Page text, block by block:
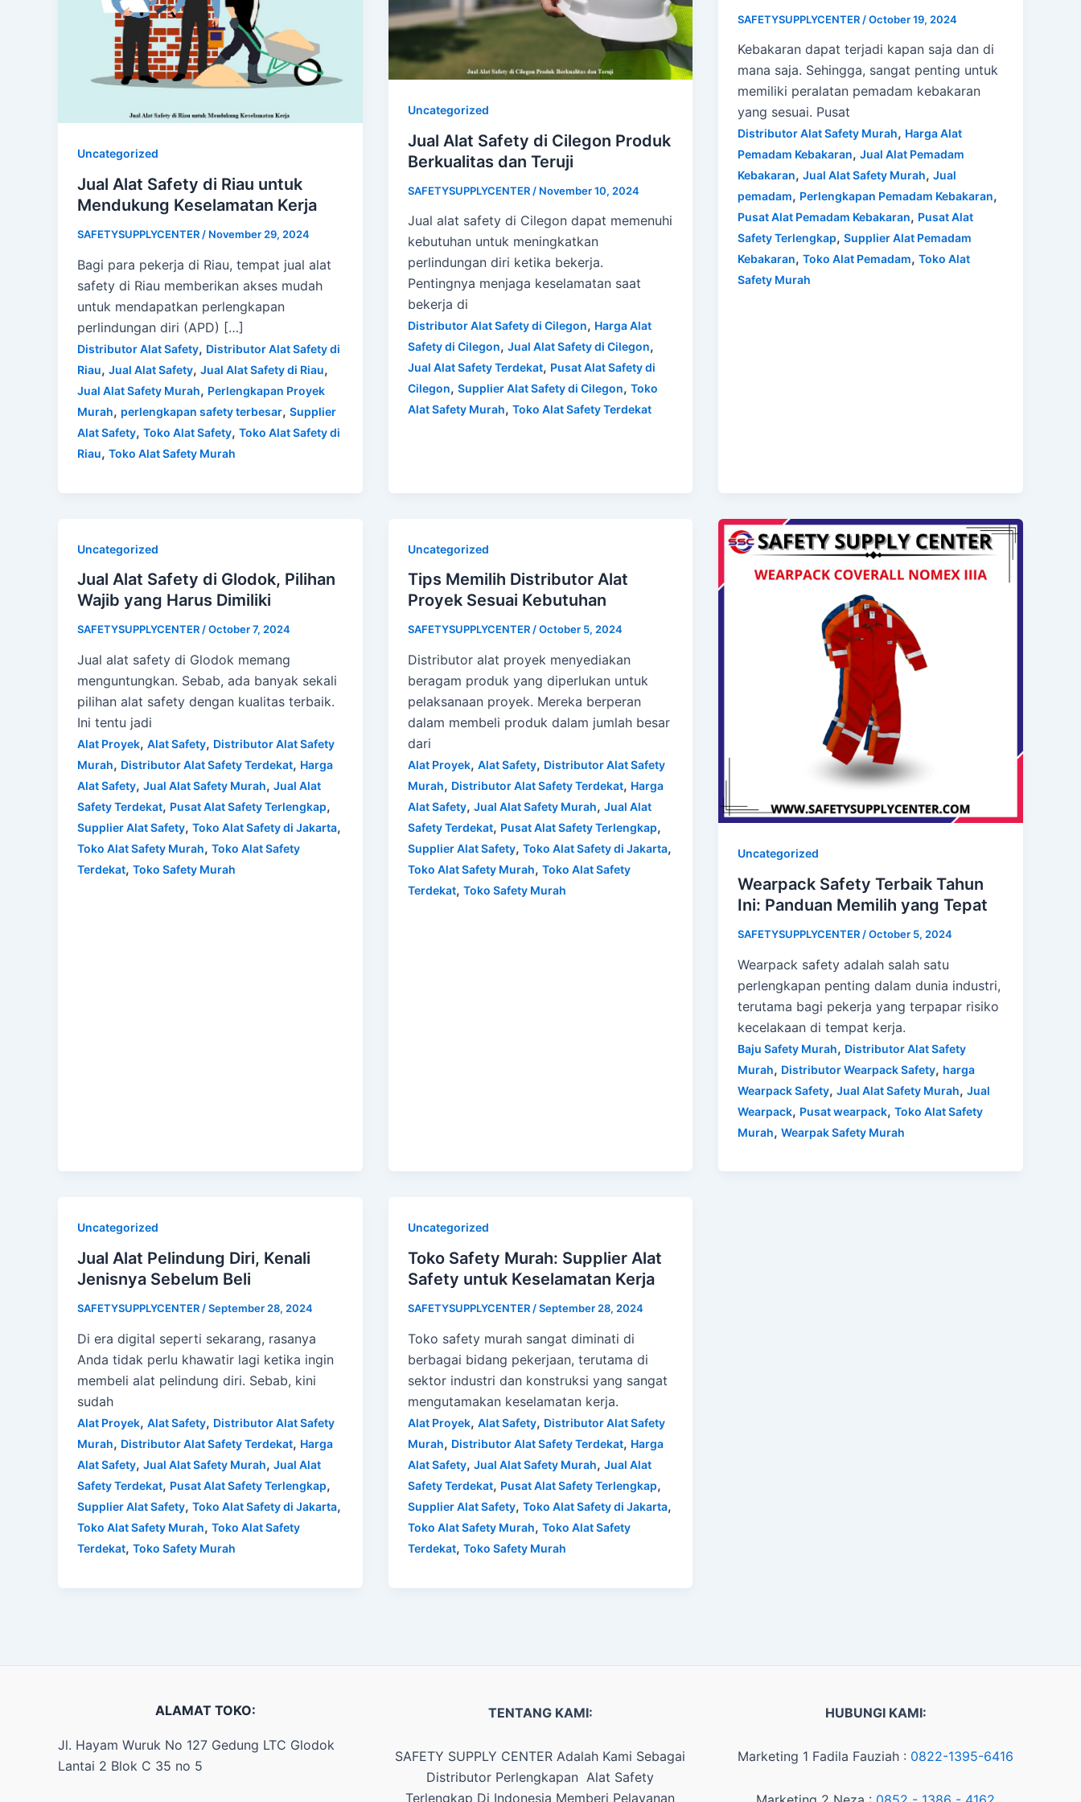
Uncategorized
Jual Alat Safety di Riau untuk
Mendukung Keselamatan Kerja
SAFETYSUPPLYCENTER / November 29, 2024
Bagi para pekerja di Riau, tempat jual alat
safety di Riau memberikan akses mudah
untuk mendapatkan perlengkapan
perlindungan diri (APD) […]
Distributor Alat Safety, Distributor Alat Safety di
Riau, Jual Alat Safety, Jual Alat Safety di Riau,
Jual Alat Safety Murah, Perlengkapan Proyek
Murah, perlengkapan safety terbesar, Supplier
Alat Safety, Toko Alat Safety, Toko Alat Safety di
Riau, Toko Alat Safety Murah
Uncategorized
Jual Alat Safety di Cilegon Produk
Berkualitas dan Teruji
SAFETYSUPPLYCENTER / November 10, 2024
Jual alat safety di Cilegon dapat memenuhi
kebutuhan untuk meningkatkan
perlindungan diri ketika bekerja.
Pentingnya menjaga keselamatan saat
bekerja di
Distributor Alat Safety di Cilegon, Harga Alat
Safety di Cilegon, Jual Alat Safety di Cilegon,
Jual Alat Safety Terdekat, Pusat Alat Safety di
Cilegon, Supplier Alat Safety di Cilegon, Toko
Alat Safety Murah, Toko Alat Safety Terdekat
SAFETYSUPPLYCENTER /October 19, 2024
Kebakaran dapat terjadi kapan saja dan di
mana saja. Sehingga, sangat penting untuk
memiliki peralatan pemadam kebakaran
yang sesuai. Pusat
Distributor Alat Safety Murah, Harga Alat
Pemadam Kebakaran,Jual Alat Pemadam
Kebakaran,Jual Alat Safety Murah,Jual
pemadam, Perlengkapan Pemadam Kebakaran,
Pusat Alat Pemadam Kebakaran, Pusat Alat
Safety Terlengkap,Supplier Alat Pemadam
Kebakaran,Toko Alat Pemadam,Toko Alat
Safety Murah
Uncategorized
Jual Alat Safety di Glodok, Pilihan
Wajib yang Harus Dimiliki
SAFETYSUPPLYCENTER/October 7, 2024
Jual alat safety di Glodok memang
menguntungkan. Sebab, ada banyak sekali
pilihan alat safety dengan kualitas terbaik.
Ini tentu jadi
Alat Proyek, Alat Safety, Distributor Alat Safety
Murah, Distributor Alat Safety Terdekat, Harga
Alat Safety, Jual Alat Safety Murah, Jual Alat
Safety Terdekat, Pusat Alat Safety Terlengkap,
Supplier Alat Safety, Toko Alat Safety di Jakarta,
Toko Alat Safety Murah, Toko Alat Safety
Terdekat, Toko Safety Murah
Uncategorized
Tips Memilih Distributor Alat
Proyek Sesuai Kebutuhan
SAFETYSUPPLYCENTER/October 5, 2024
Distributor alat proyek menyediakan
beragam produk yang diperlukan untuk
pelaksanaan proyek. Mereka berperan
dalam membeli produk dalam jumlah besar
dari
Alat Proyek, Alat Safety, Distributor Alat Safety
Murah, Distributor Alat Safety Terdekat, Harga
Alat Safety, Jual Alat Safety Murah, Jual Alat
Safety Terdekat, Pusat Alat Safety Terlengkap,
Supplier Alat Safety, Toko Alat Safety di Jakarta,
Toko Alat Safety Murah, Toko Alat Safety
Terdekat, Toko Safety Murah
Uncategorized
Wearpack Safety Terbaik Tahun
Ini: Panduan Memilih yang Tepat
SAFETYSUPPLYCENTER /October 5, 2024
Wearpack safety adalah salah satu
perlengkapan penting dalam dunia industri,
terutama bagi pekerja yang terpapar risiko
kecelakaan di tempat kerja.
Baju Safety Murah, Distributor Alat Safety
Murah, Distributor Wearpack Safety, harga
Wearpack Safety,Jual Alat Safety Murah,Jual
Wearpack, Pusat wearpack,Toko Alat Safety
Murah,Wearpak Safety Murah
Uncategorized
Jual Alat Pelindung Diri, Kenali
Jenisnya Sebelum Beli
SAFETYSUPPLYCENTER /September 28, 2024
Di era digital seperti sekarang, rasanya
Anda tidak perlu khawatir lagi ketika ingin
membeli alat pelindung diri. Sebab, kini
sudah
Alat Proyek, Alat Safety, Distributor Alat Safety
Murah, Distributor Alat Safety Terdekat, Harga
Alat Safety, Jual Alat Safety Murah, Jual Alat
Safety Terdekat, Pusat Alat Safety Terlengkap,
Supplier Alat Safety, Toko Alat Safety di Jakarta,
Toko Alat Safety Murah, Toko Alat Safety
Terdekat, Toko Safety Murah
Uncategorized
Toko Safety Murah: Supplier Alat
Safety untuk Keselamatan Kerja
SAFETYSUPPLYCENTER /September 28, 2024
Toko safety murah sangat diminati di
berbagai bidang pekerjaan, terutama di
sektor industri dan konstruksi yang sangat
mengutamakan keselamatan kerja.
Alat Proyek, Alat Safety, Distributor Alat Safety
Murah, Distributor Alat Safety Terdekat, Harga
Alat Safety, Jual Alat Safety Murah, Jual Alat
Safety Terdekat, Pusat Alat Safety Terlengkap,
Supplier Alat Safety, Toko Alat Safety di Jakarta,
Toko Alat Safety Murah, Toko Alat Safety
Terdekat, Toko Safety Murah
ALAMAT TOKO:
Jl. Hayam Wuruk No 127 Gedung LTC Glodok
Lantai 2 Blok C 35 no 5
TENTANG KAMI:
SAFETY SUPPLY CENTER Adalah Kami Sebagai
Distributor Perlengkapan Alat Safety
Terlengkap Di Indonesia Memberi Pelayanan
HUBUNGI KAMI:
Marketing 1 Fadila Fauziah : 0822-1395-6416